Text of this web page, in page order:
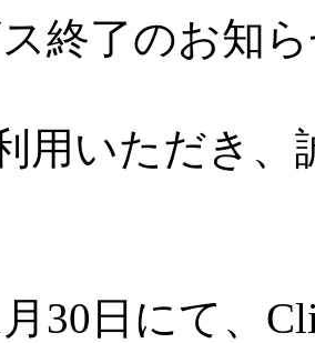
ス終了のお知
用いただき
月30日にて、